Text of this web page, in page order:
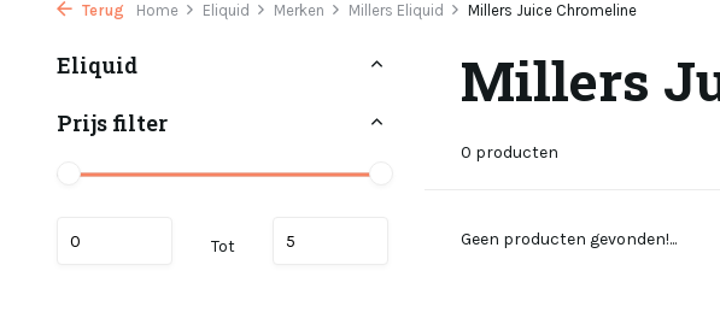
Terug Home Eliquid Merken Millers Eliquid Millers Juice Chromeline
Eliquid
Prijs filter
Tot
Millers
0 producten
Geen producten gevonden!...